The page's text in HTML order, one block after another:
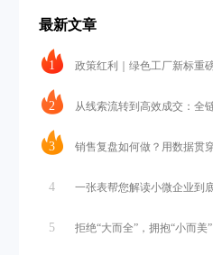
最新文章
1 政策红利｜绿色工厂新标重
2 从线索流转到高效成交：全
3 销售复盘如何做？用数据贯
4 一张表帮您解读小微企业到
5 拒绝“大而全”，拥抱“小而美